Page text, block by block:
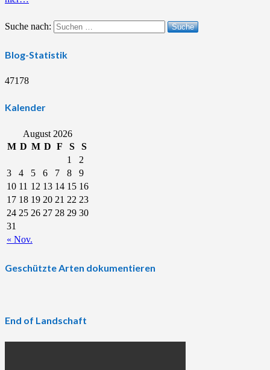
Suche nach: Suche
Blog-Statistik
47178
Kalender
August 2026
M D M D F S S
« Nov.
1
2
3
4 5 6 7 8
9
10 11 12 13 14 15 16
17 18 19 20 21 22 23
24 25 26 27 28 29 30
31
Geschützte Arten dokumentieren
End of Landschaft